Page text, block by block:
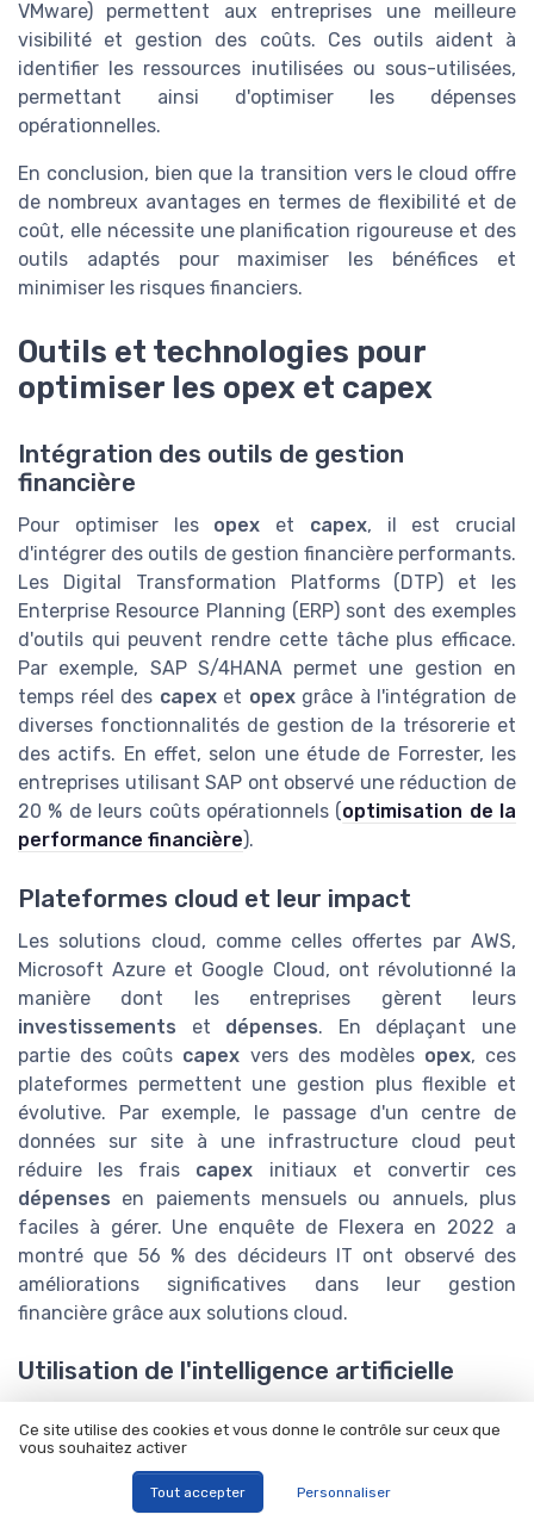
VMware) permettent aux entreprises une meilleure
visibilité et gestion des coûts. Ces outils aident à
identifier les ressources inutilisées ou sous-utilisées,
permettant ainsi d'optimiser les dépenses
opérationnelles.
En conclusion, bien que la transition vers le cloud offre
de nombreux avantages en termes de flexibilité et de
coût, elle nécessite une planification rigoureuse et des
outils adaptés pour maximiser les bénéfices et
minimiser les risques financiers.
Outils et technologies pour
optimiser les opex et capex
Intégration des outils de gestion
financière
Pour optimiser les opex et capex, il est crucial
d'intégrer des outils de gestion financière performants.
Les Digital Transformation Platforms (DTP) et les
Enterprise Resource Planning (ERP) sont des exemples
d'outils qui peuvent rendre cette tâche plus efficace.
Par exemple, SAP S/4HANA permet une gestion en
temps réel des capexet opexgrâce à l'intégration de
diverses fonctionnalités de gestion de la trésorerie et
des actifs. En effet, selon une étude de Forrester, les
entreprises utilisant SAP ont observé une réduction de
20 % de leurs coûts opérationnels (optimisation de la
performance financière).
Plateformes cloud et leur impact
Les solutions cloud, comme celles offertes par AWS,
Microsoft Azure et Google Cloud, ont révolutionné la
manière dont les entreprises gèrent leurs
investissements et dépenses. En déplaçant une
partie des coûts capex vers des modèles opex, ces
plateformes permettent une gestion plus flexible et
évolutive. Par exemple, le passage d'un centre de
données sur site à une infrastructure cloud peut
réduire les frais capex initiaux et convertir ces
dépenses en paiements mensuels ou annuels, plus
faciles à gérer. Une enquête de Flexera en 2022 a
montré que 56 % des décideurs IT ont observé des
améliorations significatives dans leur gestion
financière grâce aux solutions cloud.
Utilisation de l'intelligence artificielle
offrent des opportunités émergentes pour
l'optimisation desopexet
prédictifs peuvent anticiper les besoins en
Ce site utilise des cookies et vous donne le contrôle sur ceux que
vous souhaitez activer
Tout accepter Personnaliser